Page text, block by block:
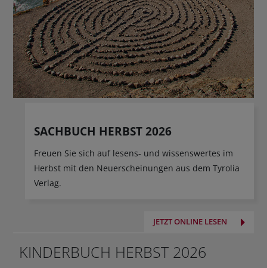
SACHBUCH HERBST 2026
Freuen Sie sich auf lesens- und wissenswertes im
Herbst mit den Neuerscheinungen aus dem Tyrolia
Verlag.
JETZT ONLINE LESEN
KINDERBUCH HERBST 2026